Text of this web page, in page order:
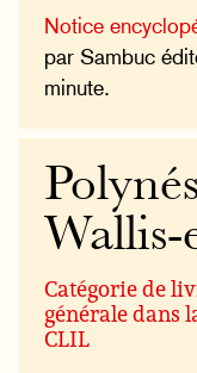
Notice
par Sambuc
minute.
Catégorie de
générale dans
CLIL